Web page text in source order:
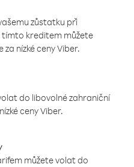
zůstatku při
tímto kreditem můžete
nízké ceny Viber.
do libovolné zahraniční
ceny Viber.
můžete volat do